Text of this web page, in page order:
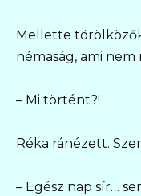
Mellette
némaság, ami
– Mi történt?!
Réka ránézett.
– Egész nap sír…